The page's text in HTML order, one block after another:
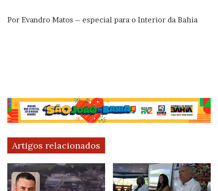
Por Evandro Matos – especial para o Interior da Bahia
Artigos relacionados